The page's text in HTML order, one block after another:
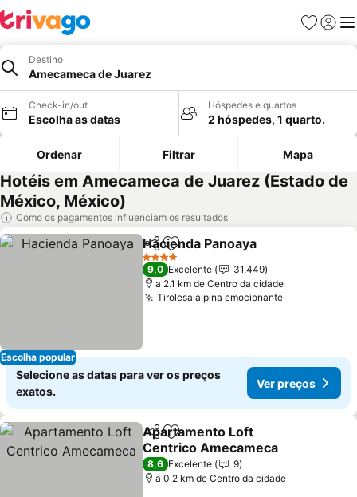
Favoritos
Iniciar
Destino
Amecameca de Juarez
Check-in/out
Escolha as datas
Hóspedes e quartos
2 hóspedes, 1 quarto.
Ordenar Filtrar Mapa
Hotéis em Amecameca de Juarez (Estado de
México, México)
Como os pagamentos influenciam os resultados
Escolha popular
PartilharAdicionar aos favoritos
Hacienda Panoaya
4 Estrelas
9,0 Excelente
31.449
a 2.1 km de Centro da cidade
Tirolesa alpina emocionanteVer preços
Selecione as datas para ver os preços
exatos.
Ver preços
PartilharAdicionar aos favoritos
Apartamento Loft
Centrico Amecameca
Ver preços
8,6 Excelente
9
a 0.2 km de Centro da cidade